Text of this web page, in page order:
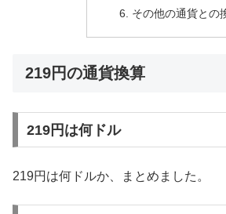
その他の通貨との
219円の通貨換算
219円は何ドル
219円は何ドルか、まとめました。